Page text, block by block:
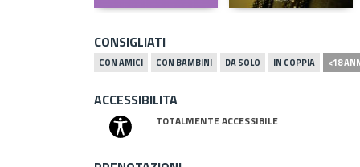
CONSIGLIATI
CON AMICI CON BAMBINI DA SOLO IN COPPIA <18
ACCESSIBILITA
TOTALMENTE ACCESSIBILE